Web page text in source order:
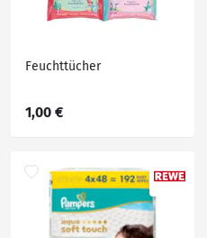
Feuchttücher
1,00 €